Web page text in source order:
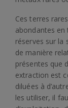
Ces terres
abondantes
réserves sur la
de manière
présentes que
extraction est
diluées à
les utiliser, il